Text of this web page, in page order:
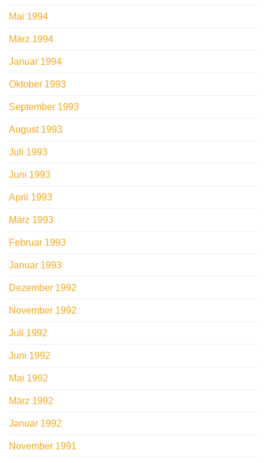
Mai 1994
März 1994
Januar 1994
Oktober 1993
September 1993
August 1993
Juli 1993
Juni 1993
April 1993
März 1993
Februar 1993
Januar 1993
Dezember 1992
November 1992
Juli 1992
Juni 1992
Mai 1992
März 1992
Januar 1992
November 1991